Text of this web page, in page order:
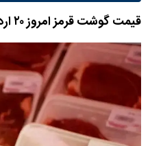
قیمت گوشت قرمز امروز ۲۰ اردیبهشت ۱۴۰۵ + جدول